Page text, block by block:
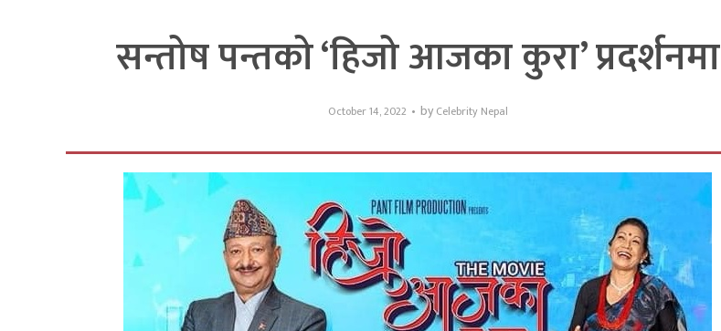
सन्तोष पन्तको ‘हिजो आजका कुरा’ प्रदर्शनमा
October 14, 2022 by Celebrity Nepal